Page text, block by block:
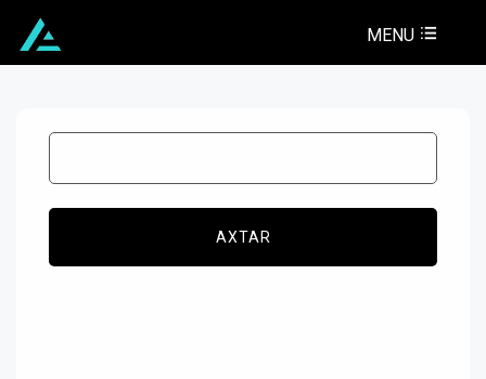
MENU
AXTAR